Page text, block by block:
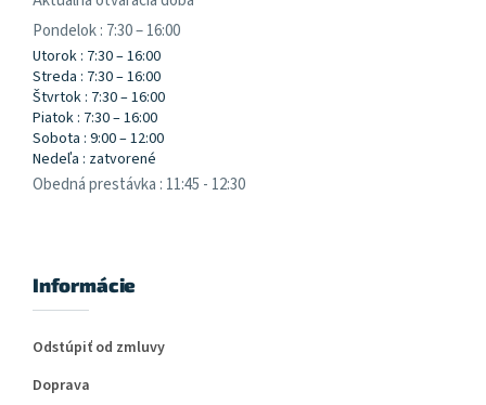
Pondelok : 7:30 – 16:00
Utorok : 7:30 – 16:00
Streda : 7:30 – 16:00
Štvrtok : 7:30 – 16:00
Piatok : 7:30 – 16:00
Sobota : 9:00 – 12:00
Nedeľa : zatvorené
Obedná prestávka : 11:45 - 12:30
Informácie
Odstúpiť od zmluvy
Doprava